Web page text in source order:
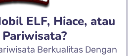
ELF, Hiace, atau
Berkualitas Dengan